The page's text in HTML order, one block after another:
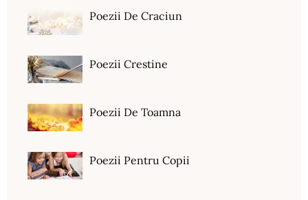
Poezii De Craciun
Poezii Crestine
Poezii De Toamna
Poezii Pentru Copii